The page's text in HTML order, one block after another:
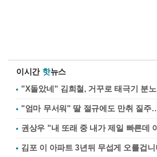
이시간 핫뉴스
"X돌았네" 김희철, 거꾸로 태극기 분
"엄마 무서워" 딸 절규에도 만취 질주
권상우 "내 또래 중 내가 제일 빠른데